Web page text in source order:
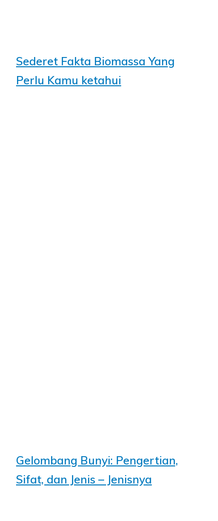
Sederet Fakta Biomassa Yang
Perlu Kamu ketahui
Gelombang Bunyi: Pengertian,
Sifat, dan Jenis – Jenisnya